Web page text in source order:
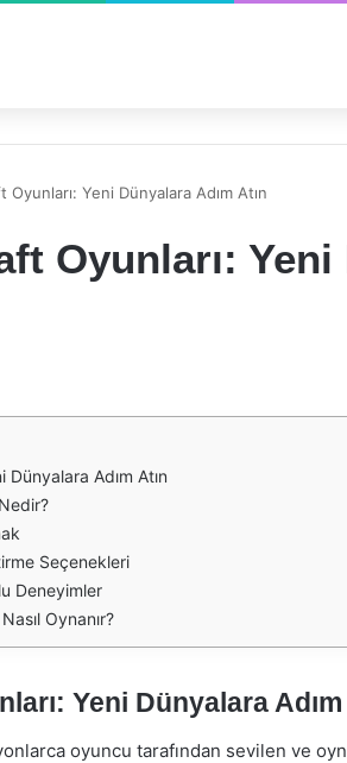
Oyunları: Yeni Dünyalara Adım Atın
Oyunları:
Dünyalara Adım Atın
Seçenekleri
Deneyimler
Oynanır?
Yeni Dünyalara Adım
oyuncu tarafından sevilen ve